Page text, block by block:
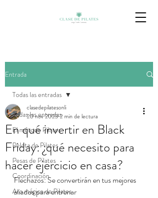
Entrada
Todas las entradas
El método Pilates
Pelota de Pilates
Pesas de Pilates
Coordinación
Aro mágico de Pilates
Todas las entradas
En qué invertir en Black
Friday: ¿qué necesito para
hacer ejercicio en casa?
clasedepilatesonli
20 nov 20232 min de lectura
Flechazos: Se convertirán en tus mejores
aliados para entrenar